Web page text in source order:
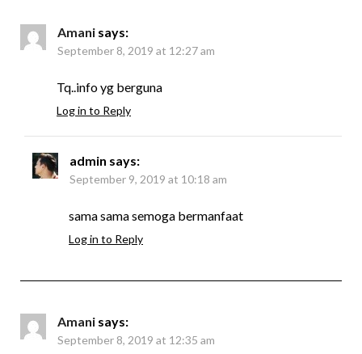
Amani says:
September 8, 2019 at 12:27 am
Tq..info yg berguna
Log in to Reply
admin says:
September 9, 2019 at 10:18 am
sama sama semoga bermanfaat
Log in to Reply
Amani says:
September 8, 2019 at 12:35 am